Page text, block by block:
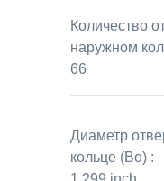
Количество
наружном
66
Диаметр
кольце (Bo) :